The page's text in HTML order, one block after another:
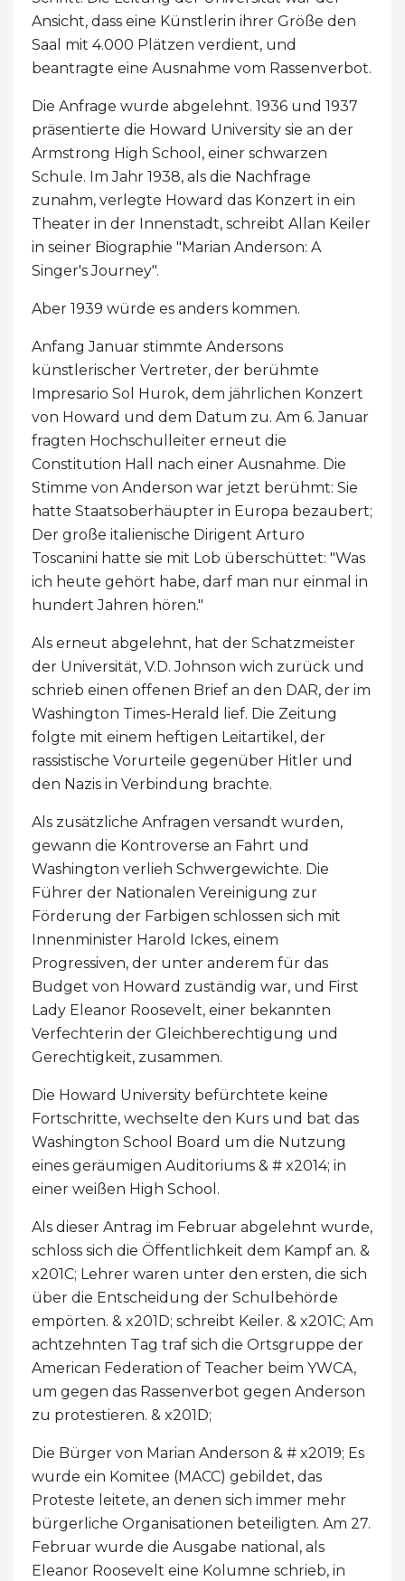
Ansicht, dass eine Künstlerin ihrer Größe den
Saal mit 4.000 Plätzen verdient, und
beantragte eine Ausnahme vom Rassenverbot.
Die Anfrage wurde abgelehnt. 1936 und 1937
präsentierte die Howard University sie an der
Armstrong High School, einer schwarzen
Schule. Im Jahr 1938, als die Nachfrage
zunahm, verlegte Howard das Konzert in ein
Theater in der Innenstadt, schreibt Allan Keiler
in seiner Biographie "Marian Anderson: A
Singer's Journey".
Aber 1939 würde es anders kommen.
Anfang Januar stimmte Andersons
künstlerischer Vertreter, der berühmte
Impresario Sol Hurok, dem jährlichen Konzert
von Howard und dem Datum zu. Am 6. Januar
fragten Hochschulleiter erneut die
Constitution Hall nach einer Ausnahme. Die
Stimme von Anderson war jetzt berühmt: Sie
hatte Staatsoberhäupter in Europa bezaubert;
Der große italienische Dirigent Arturo
Toscanini hatte sie mit Lob überschüttet: "Was
ich heute gehört habe, darf man nur einmal in
hundert Jahren hören."
Als erneut abgelehnt, hat der Schatzmeister
der Universität, V.D. Johnson wich zurück und
schrieb einen offenen Brief an den DAR, der im
Washington Times-Herald lief. Die Zeitung
folgte mit einem heftigen Leitartikel, der
rassistische Vorurteile gegenüber Hitler und
den Nazis in Verbindung brachte.
Als zusätzliche Anfragen versandt wurden,
gewann die Kontroverse an Fahrt und
Washington verlieh Schwergewichte. Die
Führer der Nationalen Vereinigung zur
Förderung der Farbigen schlossen sich mit
Innenminister Harold Ickes, einem
Progressiven, der unter anderem für das
Budget von Howard zuständig war, und First
Lady Eleanor Roosevelt, einer bekannten
Verfechterin der Gleichberechtigung und
Gerechtigkeit, zusammen.
Die Howard University befürchtete keine
Fortschritte, wechselte den Kurs und bat das
Washington School Board um die Nutzung
eines geräumigen Auditoriums & # x2014; in
einer weißen High School.
Als dieser Antrag im Februar abgelehnt wurde,
schloss sich die Öffentlichkeit dem Kampf an. &
x201C; Lehrer waren unter den ersten, die sich
über die Entscheidung der Schulbehörde
empörten. & x201D; schreibt Keiler. & x201C; Am
achtzehnten Tag traf sich die Ortsgruppe der
American Federation of Teacher beim YWCA,
um gegen das Rassenverbot gegen Anderson
zu protestieren. & x201D;
Die Bürger von Marian Anderson & # x2019; Es
wurde ein Komitee (MACC) gebildet, das
Proteste leitete, an denen sich immer mehr
bürgerliche Organisationen beteiligten. Am 27.
Februar wurde die Ausgabe national, als
Eleanor Roosevelt eine Kolumne schrieb, in